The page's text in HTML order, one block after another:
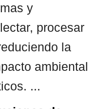
y
procesar
la
ambiental
...